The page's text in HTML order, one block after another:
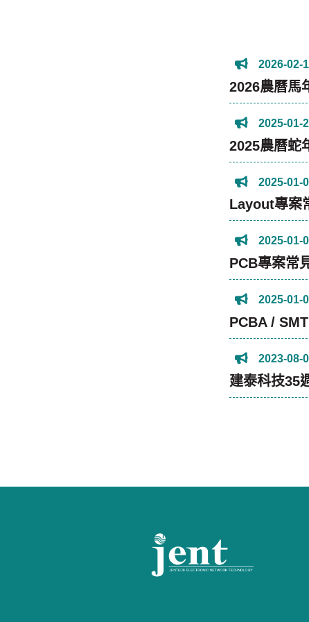
2026-02-
2026農曆馬
2025-01-
2025農曆蛇
2025-01-
Layout專案
2025-01-
PCB專案常
2025-01-
PCBA /
2023-08-
建泰科技35